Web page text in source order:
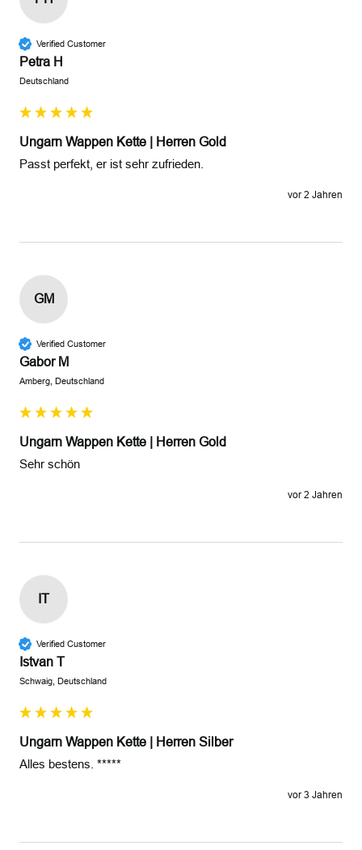
Verified Customer
Petra H
Deutschland
Ungarn Wappen Kette | Herren Gold
Passt perfekt, er ist sehr zufrieden.
vor 2 Jahren
GM
Verified Customer
Gabor M
Amberg, Deutschland
Ungarn Wappen Kette | Herren Gold
Sehr schön
vor 2 Jahren
IT
Verified Customer
Istvan T
Schwaig, Deutschland
Ungarn Wappen Kette | Herren Silber
Alles bestens. *****
vor 3 Jahren